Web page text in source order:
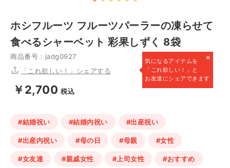
ホシフルーツ フルーツパーラーの凍らせて
食べるシャーベット 彩果しずく 8袋
商品番号：jadg0927 ×
気になるアイテムを
「これ欲しい！」と
お友達にシェアできます
「これ欲しい！」シェアする
￥2,700 税込
#結婚祝い #結婚内祝い #出産祝い
#出産内祝い #母の日 #母親 #女性
#女友達 #親戚女性 #上司女性 #おすすめ